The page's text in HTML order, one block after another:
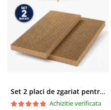
Set 2 placi de zgariat pentru casuta pisici BUNTZ KJW5086, compatibile cu casuta 59 x 28.5 x 35 cm
Achizitie verificata